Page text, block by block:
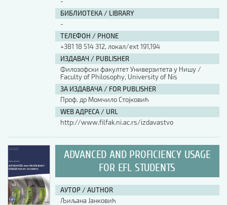
БИБЛИОТЕКА / LIBRARY
-
ТЕЛЕФОН / PHONE
+381 18 514 312, локал/ext 191,194
ИЗДАВАЧ / PUBLISHER
Филозофски факултет Универзитета у Нишу /
Faculty of Philosophy, University of Nis
ЗА ИЗДАВАЧА / FOR PUBLISHER
Проф. др Момчило Стојковић
WEB АДРЕСА / URL
http://www.filfak.ni.ac.rs/izdavastvo
ADVANCED AND PROFICIENCY USAGE
FOR EFL STUDENTS
АУТОР / AUTHOR
Љиљана Јанковић